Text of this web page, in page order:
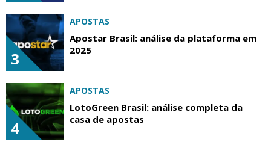
3
APOSTAS
Apostar Brasil: análise da plataforma em
2025
4
APOSTAS
LotoGreen Brasil: análise completa da
casa de apostas